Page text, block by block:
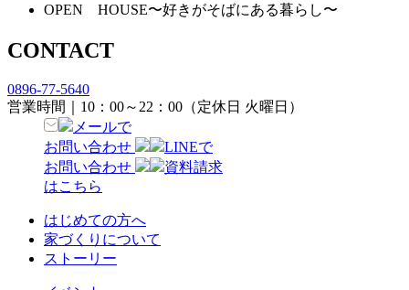
OPEN HOUSE〜好きがそばにある暮らし〜
CONTACT
0896-77-5640
営業時間｜10：00～22：00（定休日 火曜日）
メールで
お問い合わせ
LINEで
お問い合わせ
資料請求
はこちら
はじめての方へ
家づくりについて
ストーリー